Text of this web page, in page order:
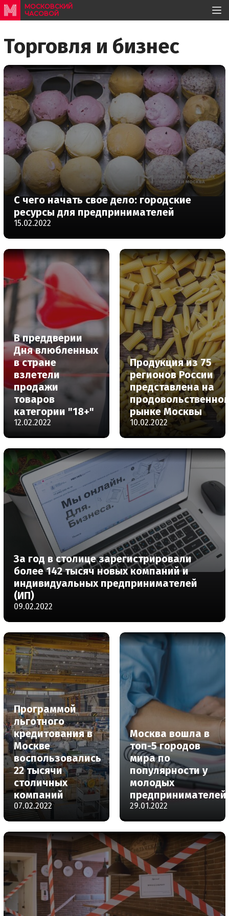
МОСКОВСКИЙ
ЧАСОВОЙ
Торговля и бизнес
С чего начать свое дело: городские
ресурсы для предпринимателей
15.02.2022
В преддверии
Дня влюбленных
в стране
взлетели
продажи
товаров
категории "18+"
12.02.2022
Продукция из 75
регионов России
представлена на
рынке Москвы
10.02.2022
За год в столице зарегистрировали
более 142 тысяч новых компаний и
индивидуальных предпринимателей
(ИП)
09.02.2022
Программой
льготного
кредитования в
Москве
воспользовались
22 тысячи
столичных
компаний
07.02.2022
Москва вошла в
топ-5 городов
мира по
популярности у
молодых
предпринимателей
29.01.2022